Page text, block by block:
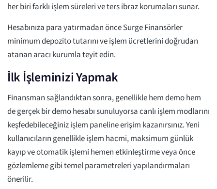
her biri farklı işlem süreleri ve ters ibraz korumaları sunar.
Hesabınıza para yatırmadan önce Surge Finansörler
minimum depozito tutarını ve işlem ücretlerini doğrudan
atanan aracı kurumla teyit edin.
İlk İşleminizi Yapmak
Finansman sağlandıktan sonra, genellikle hem demo hem
de gerçek bir demo hesabı sunuluyorsa canlı işlem modlarını
keşfedebileceğiniz işlem paneline erişim kazanırsınız. Yeni
kullanıcıların genellikle işlem hacmi, maksimum günlük
kayıp ve otomatik işlemi hemen etkinleştirme veya önce
gözlemleme gibi temel parametreleri yapılandırmaları
önerilir.